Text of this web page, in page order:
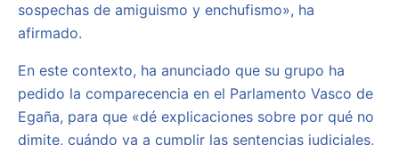
sospechas de amiguismo y enchufismo», ha
afirmado.
En este contexto, ha anunciado que su grupo ha
pedido la comparecencia en el Parlamento Vasco de
Egaña, para que «dé explicaciones sobre por qué no
dimite, cuándo va a cumplir las sentencias judiciales,